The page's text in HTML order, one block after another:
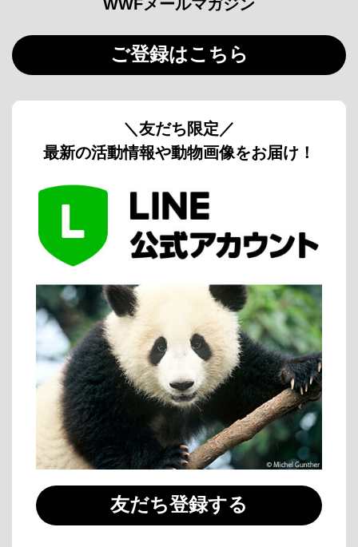
WWFメールマガジン
ご登録はこちら
＼友だち限定／
最新の活動情報や動物画像をお届け！
友だち登録する